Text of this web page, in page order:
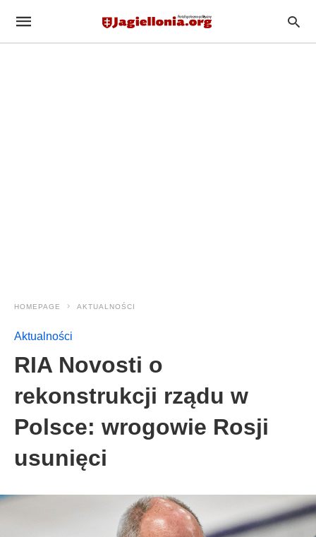
HOMEPAGE AKTUALNOŚCI
Aktualności
RIA Novosti o
rekonstrukcji rządu w
Polsce: wrogowie Rosji
usunięci